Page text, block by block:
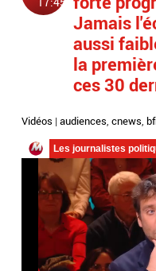
Jamais
aussi
la
ces 30
Vidéos |audiences,cnews,